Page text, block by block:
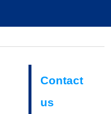
Contact
us